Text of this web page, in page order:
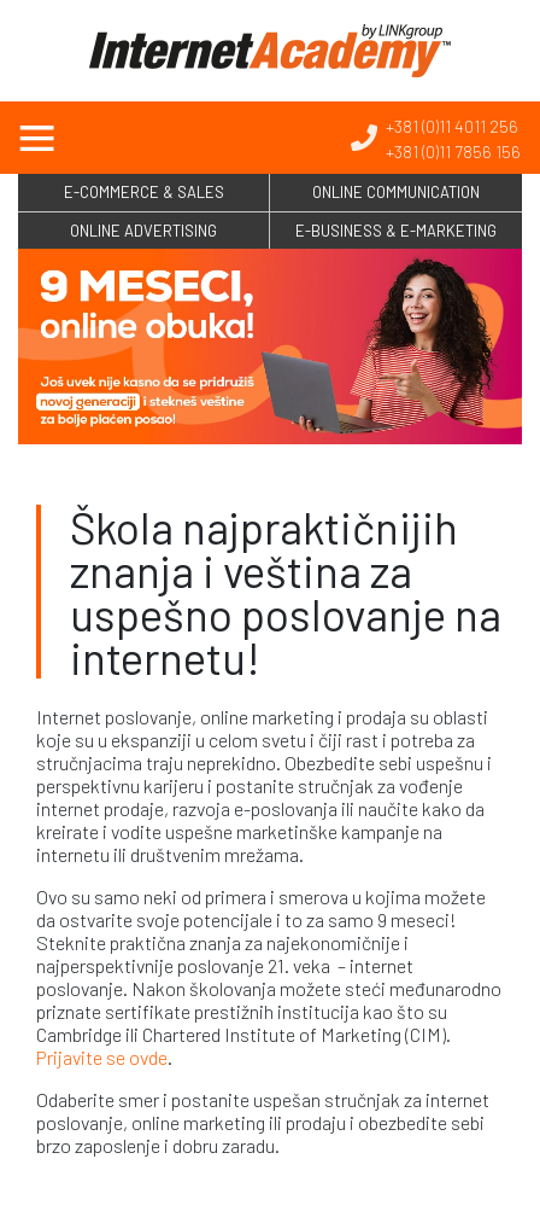
+381 (0)11 4011 256
+381 (0)11 7856 156
E-COMMERCE & SALES
ONLINE COMMUNICATION
ONLINE ADVERTISING
E-BUSINESS & E-MARKETING
Škola najpraktičnijih
znanja i veština za
uspešno poslovanje na
internetu!
Internet poslovanje, online marketing i prodaja su oblasti
koje su u ekspanziji u celom svetu i čiji rast i potreba za
stručnjacima traju neprekidno. Obezbedite sebi uspešnu i
perspektivnu karijeru i postanite stručnjak za vođenje
internet prodaje, razvoja e-poslovanja ili naučite kako da
kreirate i vodite uspešne marketinške kampanje na
internetu ili društvenim mrežama.
Ovo su samo neki od primera i smerova u kojima možete
da ostvarite svoje potencijale i to za samo 9 meseci!
Steknite praktična znanja za najekonomičnije i
najperspektivnije poslovanje 21. veka – internet
poslovanje. Nakon školovanja možete steći međunarodno
priznate sertifikate prestižnih institucija kao što su
Cambridge ili Chartered Institute of Marketing (CIM).
Prijavite se ovde.
Odaberite smer i postanite uspešan stručnjak za internet
poslovanje, online marketing ili prodaju i obezbedite sebi
brzo zaposlenje i dobru zaradu.